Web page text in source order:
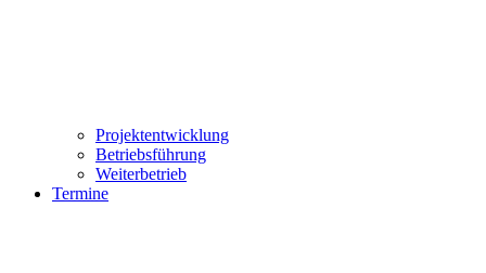
Projektentwicklung
Betriebsführung
Weiterbetrieb
Termine